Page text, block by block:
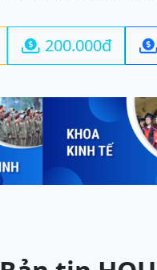
 200.000đ 